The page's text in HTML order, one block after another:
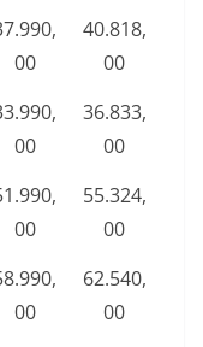
00
40.818,
00
00
36.833,
00
00
55.324,
00
00
62.540,
00